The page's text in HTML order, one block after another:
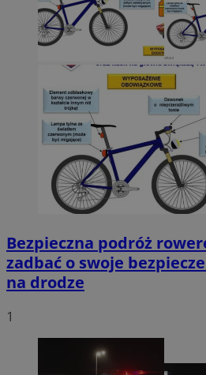
Bezpieczna podróż
zadbać o swoje
na drodze
1